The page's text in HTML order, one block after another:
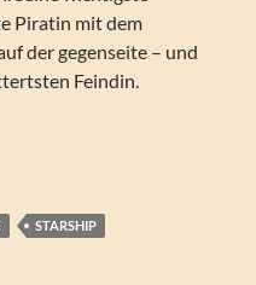
Piratin mit dem
der gegenseite – und
Feindin.
Cole 03)
STARSHIP